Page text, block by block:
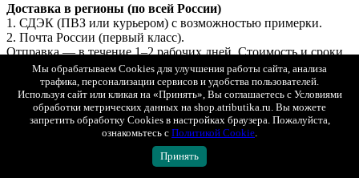
Доставка в регионы (по всей России)
1. СДЭК (ПВЗ или курьером) с возможностью примерки.
2. Почта России (первый класс).
Отправка — в течение 1–2 рабочих дней. Стоимость и сроки
рассчитываются автоматически в корзине.
Доставка в Беларусь и Казахстан
СДЭК (ПВЗ или курьером, с возможностью примерки).
Оплата только онлайн (банковской картой РФ).
Отправка — в течение 1–2 рабочих дней.
Подробные условия доставки
Мы обрабатываем Cookies для улучшения работы сайта, анализа
трафика, персонализации сервисов и удобства пользователей.
Используя сайт или кликая на «Принять», Вы соглашаетесь с Условиями
обработки метрических данных на shop.atributika.ru. Вы можете
запретить обработку Cookies в настройках браузера. Пожалуйста,
ознакомьтесь с Политикой Cookie.
Принять